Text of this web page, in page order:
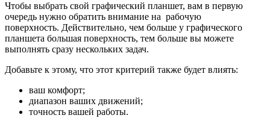
Чтобы выбрать свой графический планшет, вам в первую
очередь нужно обратить внимание на рабочую
поверхность. Действительно, чем больше у графического
планшета большая поверхность, тем больше вы можете
выполнять сразу нескольких задач.
Добавьте к этому, что этот критерий также будет влиять:
ваш комфорт;
диапазон ваших движений;
точность вашей работы.